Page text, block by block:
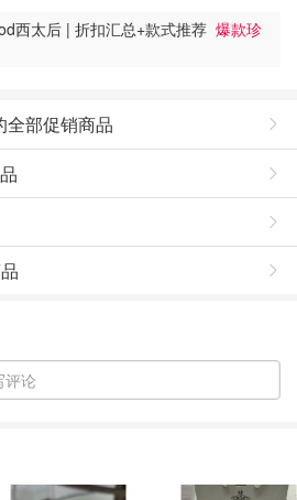
西太后 | 折扣汇总+款式推荐 爆款珍
全部促销商品
评论